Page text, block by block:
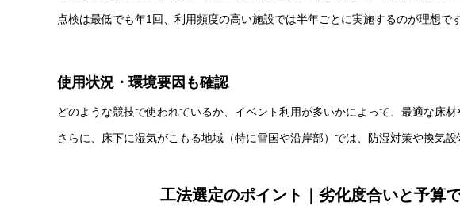
点検は最低でも年1回、利用頻度の高い施設では半年ごとに実施するのが理想です
使用状況・環境要因も確認
どのような競技で使われているか、イベント利用が多いかによって、最適な床材
さらに、床下に湿気がこもる地域（特に雪国や沿岸部）では、防湿対策や換気設
工法選定のポイント｜劣化度合いと予算